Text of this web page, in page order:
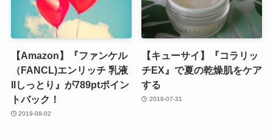
【Amazon】『ファンケル
（FANCL)エンリッチ 乳液
IIしっとり』が789ptポイン
トバック！
2019-08-02
【キューサイ】『コラリッ
チEX』で夏の乾燥肌をケア
する
2019-07-31